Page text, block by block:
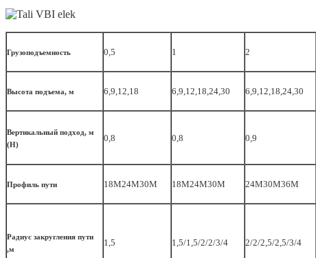
Грузоподъемность 0,5 1 2
Высота подъема, м 6,9,12,18 6,9,12,18,24,30 6,9,12,18,24,30
Вертикальный подход, м
(Н)
0,8 0,8 0,9
Профиль пути 18М24М30М 18М24М30М 24М30М36М
Радиус закругления пути
,м
1,5 1,5/1,5/2/2/3/4 2/2/2,5/2,5/3/4